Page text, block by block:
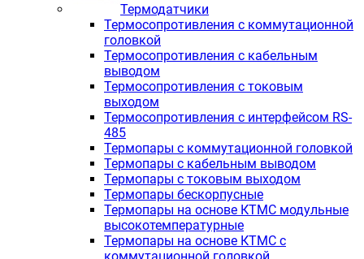
Термодатчики
Термосопротивления с коммутационной
головкой
Термосопротивления с кабельным
выводом
Термосопротивления с токовым
выходом
Термосопротивления с интерфейсом RS-
485
Термопары с коммутационной головкой
Термопары с кабельным выводом
Термопары с токовым выходом
Термопары бескорпусные
Термопары на основе КТМС модульные
высокотемпературные
Термопары на основе КТМС с